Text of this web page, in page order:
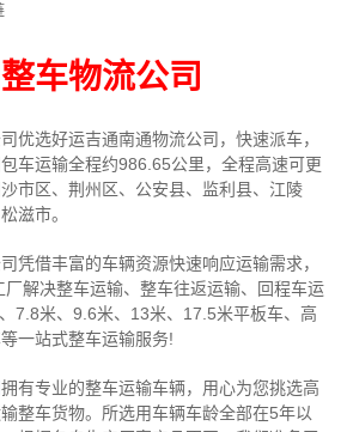
车物流公司
优选好运吉通南通物流公司，快速派车，
车运输全程约986.65公里，全程高速可更
市区、荆州区、公安县、监利县、江陵
滋市。
凭借丰富的车辆资源快速响应运输需求，
解决整车运输、整车往返运输、回程车运
7.8米、9.6米、13米、17.5米平板车、高
等一站式整车运输服务!
拥有专业的整车运输车辆，用心为您挑选高
整车货物。所选用车辆车龄全部在5年以